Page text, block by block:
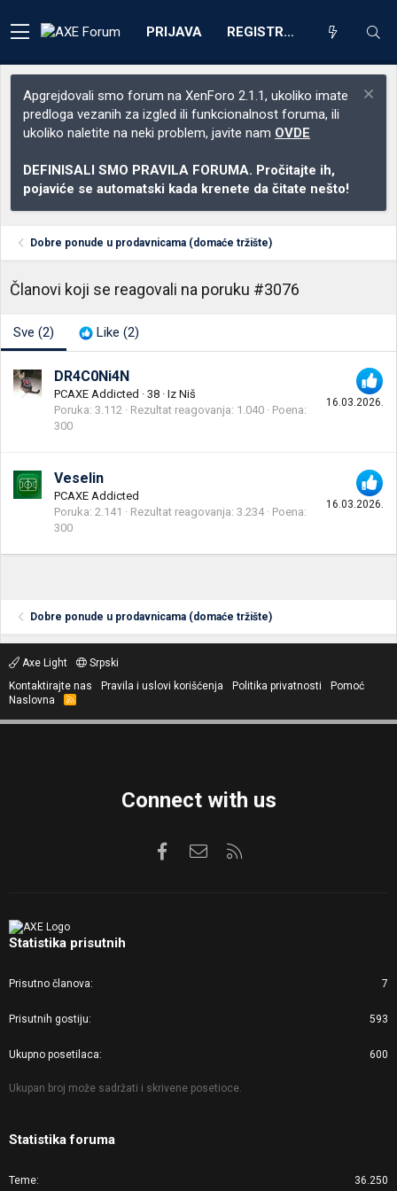
PRIJAVA REGISTRACIJA
Apgrejdovali smo forum na XenForo 2.1.1, ukoliko imate
predloga vezanih za izgled ili funkcionalnost foruma, ili
ukoliko naletite na neki problem, javite nam OVDE
DEFINISALI SMO PRAVILA FORUMA. Pročitajte ih,
pojaviće se automatski kada krenete da čitate nešto!
Dobre ponude u prodavnicama (domaće tržište)
Članovi koji se reagovali na poruku #3076
Sve (2) Like (2)
16.03.2026.
DR4C0Ni4N
PCAXE Addicted · 38 · Iz Niš
Poruka 3.112 Rezultat reagovanja 1.040
Poena
300
16.03.2026.
Veselin
PCAXE Addicted
Poruka 2.141 Rezultat reagovanja 3.234
Poena
300
Dobre ponude u prodavnicama (domaće tržište)
Axe Light
Srpski
Kontaktirajte nas
Pravila i uslovi korišćenja Politika privatnosti
Pomoć
Naslovna
R
S
Connect with us
FacebookKontaktirajte nas
Statistika prisutnih
Prisutno članova 7
Prisutnih gostiju 593
Ukupno posetilaca 600
Ukupan broj može sadržati i skrivene posetioce.
Statistika foruma
Teme 36.250